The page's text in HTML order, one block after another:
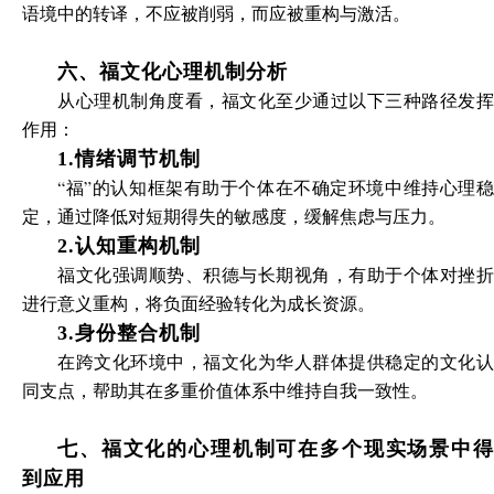
语境中的转译，不应被削弱，而应被重构与激活。
六、福文化心理机制分析
从心理机制角度看，福文化至少通过以下三种路径发挥
作用：
1.情绪调节机制
“福”的认知框架有助于个体在不确定环境中维持心理稳
定，通过降低对短期得失的敏感度，缓解焦虑与压力。
2.认知重构机制
福文化强调顺势、积德与长期视角，有助于个体对挫折
进行意义重构，将负面经验转化为成长资源。
3.身份整合机制
在跨文化环境中，福文化为华人群体提供稳定的文化认
同支点，帮助其在多重价值体系中维持自我一致性。
七、福文化的心理机制可在多个现实场景中得
到应用